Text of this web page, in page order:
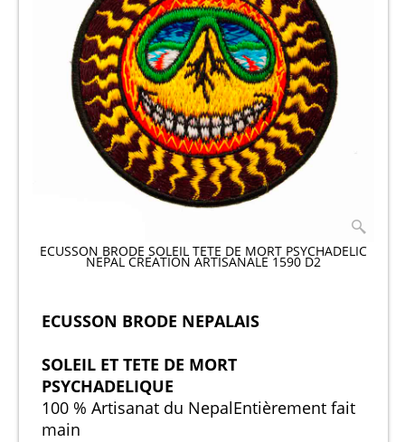
ECUSSON BRODE SOLEIL TETE DE MORT PSYCHADELIC
NEPAL CREATION ARTISANALE 1590 D2
ECUSSON BRODE NEPALAIS
SOLEIL ET TETE DE MORT
PSYCHADELIQUE
100 % Artisanat du NepalEntièrement fait
main